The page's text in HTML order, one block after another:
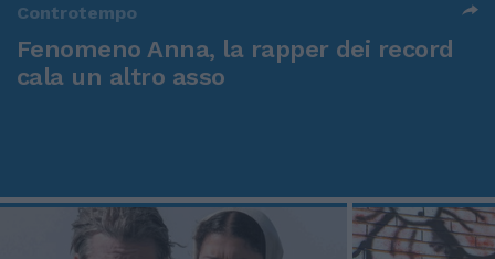
Controtempo
Fenomeno Anna, la rapper dei record
cala un altro asso